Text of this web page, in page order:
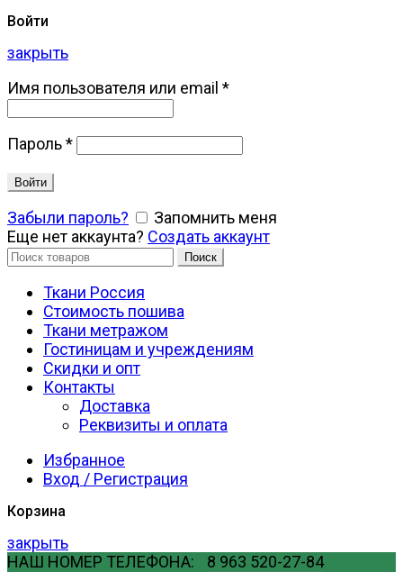
Войти
закрыть
Имя пользователя или email *
Пароль*
Войти
Забыли пароль?
Запомнить меня
Еще нет аккаунта? Создать аккаунт
Искать:
Поиск
Ткани Россия
Стоимость пошива
Ткани метражом
Гостиницам и учреждениям
Скидки и опт
Контакты
Доставка
Реквизиты и оплата
Избранное
Вход / Регистрация
Корзина
закрыть
НАШ НОМЕР ТЕЛЕФОНА:
8 963 520-27-84